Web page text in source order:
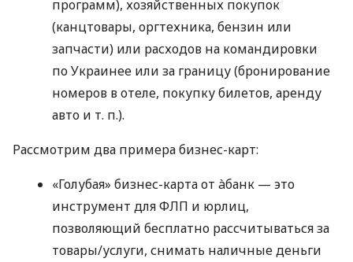
программ), хозяйственных покупок
(канцтовары, оргтехника, бензин или
запчасти) или расходов на командировки
по Украинее или за границу (бронирование
номеров в отеле, покупку билетов, аренду
авто и т. п.).
Рассмотрим два примера бизнес-карт:
«Голубая» бизнес-карта от àбанк — это
инструмент для ФЛП и юрлиц,
позволяющий бесплатно рассчитываться за
товары/услуги, снимать наличные деньги